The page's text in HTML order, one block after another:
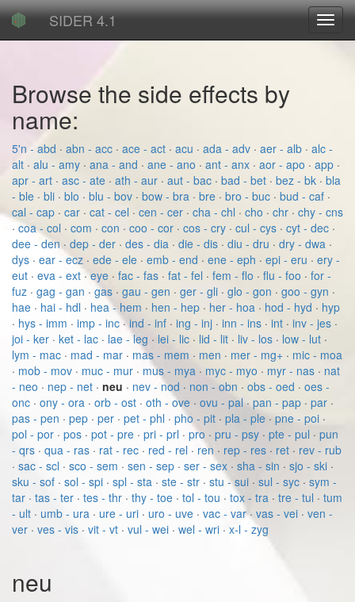
SIDER 4.1
Browse the side effects by
name:
5'n - abd · abn - acc · ace - act · acu · ada - adv · aer - alb · alc -
alt · alu - amy · ana - and · ane - ano · ant - anx · aor - apo · app ·
apr - art · asc - ate · ath - aur · aut - bac · bad - bet · bez - bk · bla
- ble · bli · blo · blu - bov · bow - bra · bre · bro - buc · bud - caf ·
cal - cap · car · cat - cel · cen - cer · cha - chl · cho · chr · chy - cns
· coa - col · com · con · coo - cor · cos - cry · cul - cys · cyt - dec ·
dee - den · dep - der · des - dia · die - dis · diu - dru · dry - dwa ·
dys · ear - ecz · ede - ele · emb - end · ene - eph · epi - eru · ery -
eut · eva - ext ·eye · fac - fas · fat - fel · fem - flo · flu - foo · for -
fuz · gag - gan · gas · gau - gen · ger - gli · glo - gon · goo - gyn ·
hae · hai - hdl · hea - hem · hen - hep · her - hoa · hod - hyd · hyp
· hys - imm · imp - inc·ind - inf · ing - inj · inn - ins · int · inv - jes ·
joi - ker · ket - lac · lae - leg · lei - lic · lid - lit · liv - los · low - lut ·
lym - mac · mad - mar · mas - mem · men · mer - mg+ · mic - moa
· mob - mov · muc - mur · mus - mya · myc - myo · myr - nas · nat
- neo · nep - net · neu · nev - nod · non - obn · obs - oed · oes -
onc · ony - ora · orb - ost · oth - ove · ovu - pal · pan - pap · par ·
pas - pen · pep · per · pet - phl · pho - pit · pla - ple · pne - poi ·
pol - por · pos · pot - pre · pri - prl · pro · pru - psy · pte - pul · pun
- qrs · qua - ras · rat - rec · red - rel · ren · rep - res · ret · rev - rub
· sac - scl · sco - sem · sen - sep · ser - sex · sha - sin · sjo - ski ·
sku - sof · sol - spi · spl - sta · ste - str · stu - sui · sul - syc · sym -
tar · tas - ter · tes - thr · thy - toe · tol - tou · tox - tra · tre - tul · tum
- ult · umb - ura · ure - uri · uro - uve · vac - var· vas - vei · ven -
ver · ves - vis · vit - vt · vul - wei · wel - wri · x-l - zyg
neu